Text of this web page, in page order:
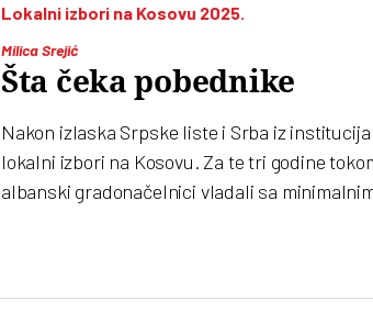
Lokalni izbori na Kosovu 2025.
Milica Srejić
Šta čeka pobednike
Nakon izlaska Srpske liste i Srba iz
lokalni izbori na Kosovu. Za te tri godine
albanski gradonačelnici vladali sa